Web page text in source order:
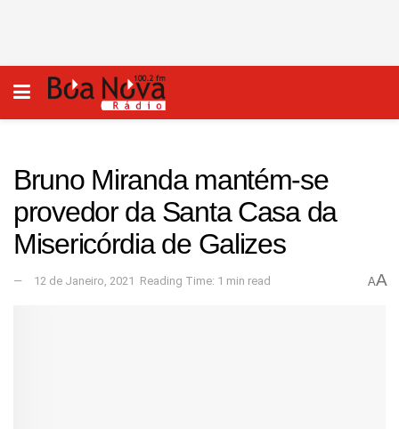
Bruno Miranda mantém-se
provedor da Santa Casa da
Misericórdia de Galizes
12 de Janeiro, 2021 Reading Time: 1 min read AA